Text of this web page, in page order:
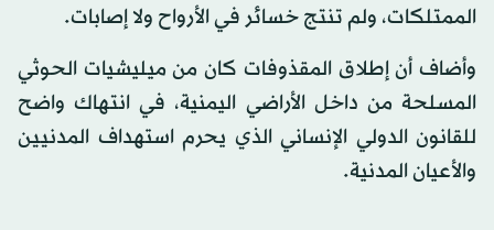
الممتلكات، ولم تنتج خسائر في الأرواح ولا إصابات.
وأضاف أن إطلاق المقذوفات كان من ميليشيات الحوثي
المسلحة من داخل الأراضي اليمنية، في انتهاك واضح
للقانون الدولي الإنساني الذي يحرم استهداف المدنيين
والأعيان المدنية.